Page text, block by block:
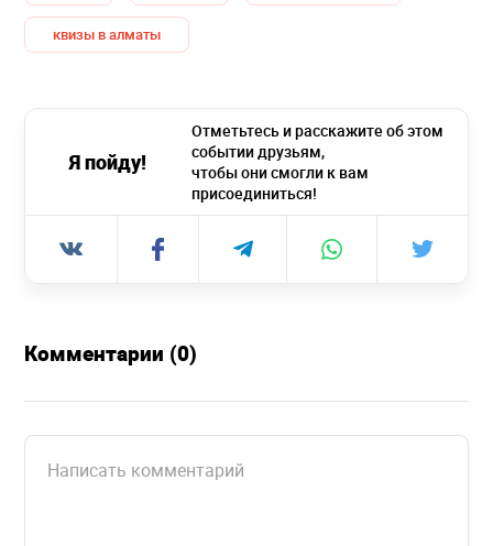
квизы в алматы
Я пойду!
Отметьтесь и расскажите об этом
событии друзьям,
чтобы они смогли к вам
присоединиться!
Комментарии (0)